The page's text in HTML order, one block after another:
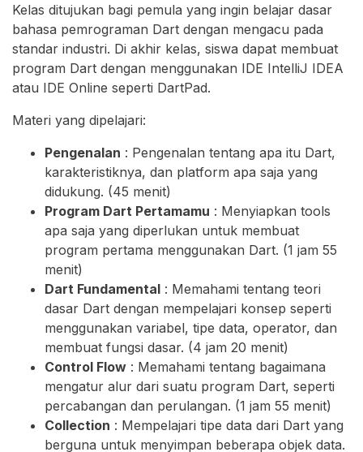
Kelas ditujukan bagi pemula yang ingin belajar dasar
bahasa pemrograman Dart dengan mengacu pada
standar industri. Di akhir kelas, siswa dapat membuat
program Dart dengan menggunakan IDE IntelliJ IDEA
atau IDE Online seperti DartPad.
Materi yang dipelajari:
Pengenalan : Pengenalan tentang apa itu Dart,
karakteristiknya, dan platform apa saja yang
didukung. (45 menit)
Program Dart Pertamamu : Menyiapkan tools
apa saja yang diperlukan untuk membuat
program pertama menggunakan Dart. (1 jam 55
menit)
Dart Fundamental : Memahami tentang teori
dasar Dart dengan mempelajari konsep seperti
menggunakan variabel, tipe data, operator, dan
membuat fungsi dasar. (4 jam 20 menit)
Control Flow : Memahami tentang bagaimana
mengatur alur dari suatu program Dart, seperti
percabangan dan perulangan. (1 jam 55 menit)
Collection : Mempelajari tipe data dari Dart yang
berguna untuk menyimpan beberapa objek data.